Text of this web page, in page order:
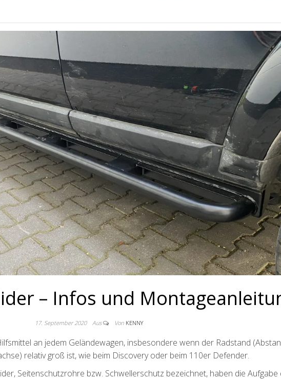
– Infos und
17. September 2020 Aus Von KENNY
an jedem Geländewagen, insbesondere wenn der Radstand
relativ groß ist, wie beim Discovery oder beim 110er Defender.
Seitenschutzrohre bzw. Schwellerschutz bezeichnet, haben die Aufgabe